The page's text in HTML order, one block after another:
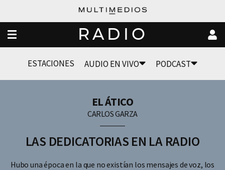
RADIO
ESTACIONES AUDIO EN VIVO PODCAST
EL ÁTICO
CARLOS GARZA
LAS DEDICATORIAS EN LA RADIO
Hubo una época en la que no existían los mensajes de voz, los